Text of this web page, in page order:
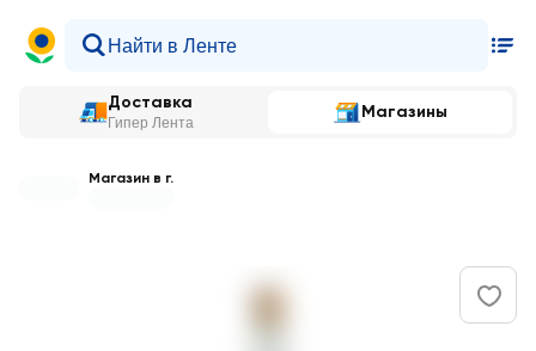
Доставка
Гипер Лента
Магазины
Магазин в г.